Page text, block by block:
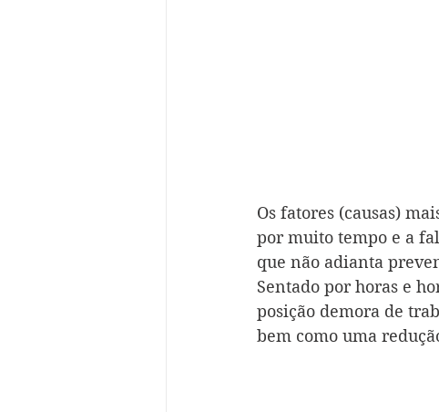
Os fatores (causas)
por muito tempo e a
que não adianta
Sentado por horas e
posição demora de
bem como uma